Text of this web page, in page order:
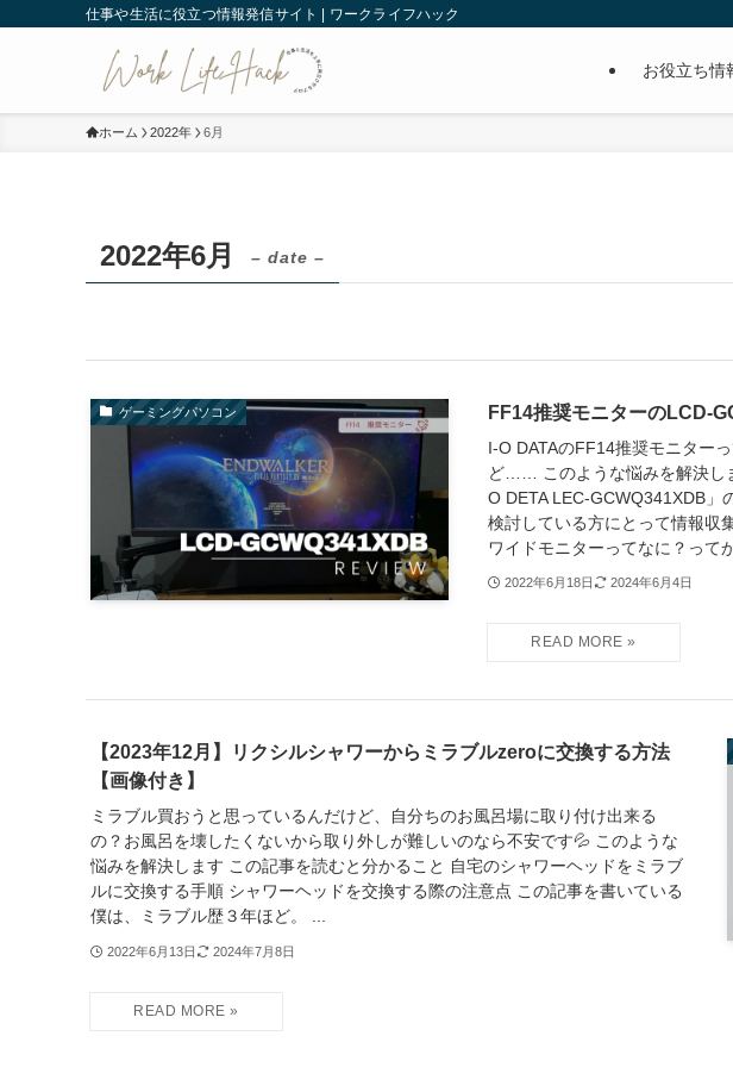
仕事や生活に役立つ情報発信サイト | ワークライフハック
お役立ち情
ホーム 2022年 6月
2022年6月 – date –
ゲーミングパソコン FF14推奨モニターのLCD-
I-O DATAのFF14推奨モニター
ど…… このような悩みを解決し
O DETA LEC-GCWQ341XDB」
検討している方にとって情報収
ワイドモニターってなに？って
2022年6月18日 2024年6月4日
【2023年12月】リクシルシャワーからミラブルzeroに交換する方法
【画像付き】
ミラブル買おうと思っているんだけど、自分ちのお風呂場に取り付け出来る
の？お風呂を壊したくないから取り外しが難しいのなら不安です💦 このような
悩みを解決します この記事を読むと分かること 自宅のシャワーヘッドをミラブ
ルに交換する手順 シャワーヘッドを交換する際の注意点 この記事を書いている
僕は、ミラブル歴３年ほど。 ...
2022年6月13日 2024年7月8日